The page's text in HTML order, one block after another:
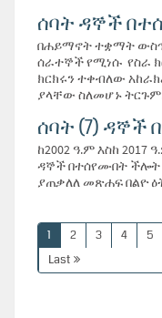
ሰባት ዳኞች
በሐይማኖት ተቋማት ውስጥ
ሰራተኞች የሚነሱ የስራ
ክርክሩን ተቀብለው
ያላቸው ስለመሆኑ
ሰባት (7) ዳኞች
ከ2002 ዓ.ም እስከ
ዳኞች በተሰየሙበት ችሎት
ያጠቃለለ መጽሐፍ በልዮ
1 2 3 4 5
Last